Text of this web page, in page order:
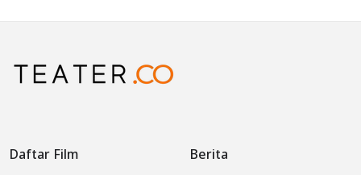
Daftar Film Berita